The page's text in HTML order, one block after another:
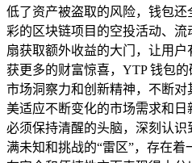
低了资产被盗取的风险，钱包
彩的区块链项目的空投活动、
扇获取额外收益的大门，让用
获更多的财富惊喜，YTP 钱包
市场洞察力和创新精神，不断
美适应不断变化的市场需求和
必须保持清醒的头脑，深刻认
满未知和挑战的“雷区”，存在